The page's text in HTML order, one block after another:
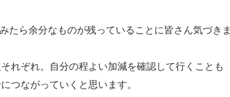
ら余分なものが残っていることに皆さん気づきま
れぞれ。自分の程よい加減を確認して行くことも
つながっていくと思います。